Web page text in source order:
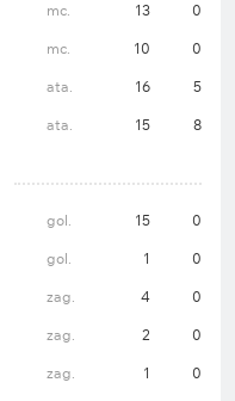
mc. 13 0
mc. 10 0
ata. 16 5
ata. 15 8
gol. 15 0
gol. 1 0
zag. 4 0
zag. 2 0
zag. 1 0